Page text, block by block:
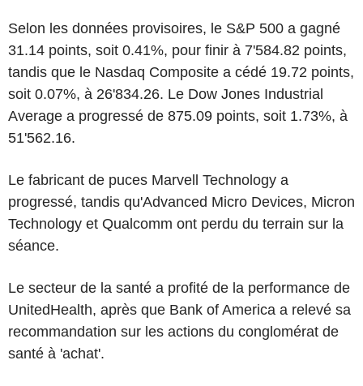
Selon les données provisoires, le S&P 500 a gagné
31.14 points, soit 0.41%, pour finir à 7'584.82 points,
tandis que le Nasdaq Composite a cédé 19.72 points,
soit 0.07%, à 26'834.26. Le Dow Jones Industrial
Average a progressé de 875.09 points, soit 1.73%, à
51'562.16.
Le fabricant de puces Marvell Technology a
progressé, tandis qu'Advanced Micro Devices, Micron
Technology et Qualcomm ont perdu du terrain sur la
séance.
Le secteur de la santé a profité de la performance de
UnitedHealth, après que Bank of America a relevé sa
recommandation sur les actions du conglomérat de
santé à 'achat'.